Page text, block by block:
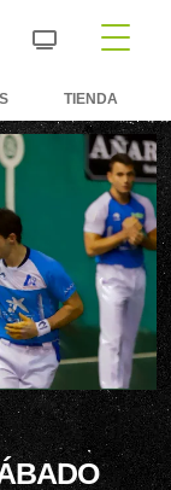
TIENDA